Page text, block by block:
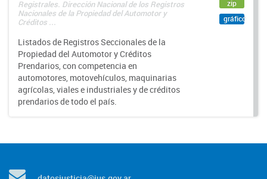
Registrales. Dirección Nacional de los Registros
Nacionales de la Propiedad del Automotor y
Créditos ...
Listados de Registros Seccionales de la
Propiedad del Automotor y Créditos
Prendarios, con competencia en
automotores, motovehículos, maquinarias
agrícolas, viales e industriales y de créditos
prendarios de todo el país.
zip
gráfico